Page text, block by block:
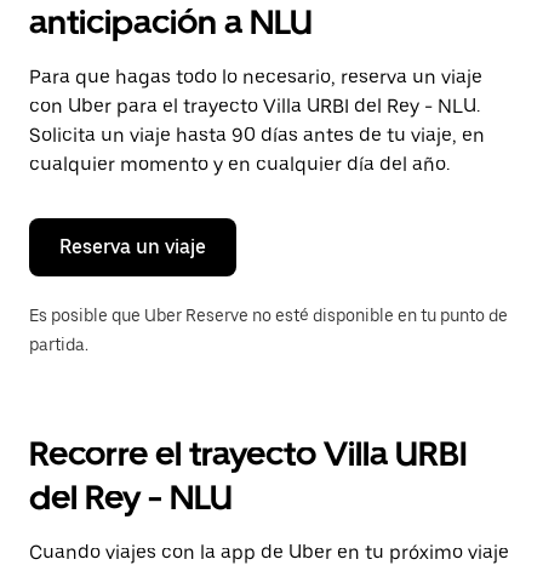
y
selecciona
una
fecha.
Presiona
la
tecla Esc
para
el
calendario.
anticipación a NLU
Para que hagas todo lo necesario, reserva un viaje
con Uber para el trayecto Villa URBI del Rey - NLU.
Solicita un viaje hasta 90 días antes de tu viaje, en
cualquier momento y en cualquier día del año.
Reserva un viaje
Es posible que Uber Reserve no esté disponible en tu punto de
partida.
Recorre el trayecto Villa URBI
del Rey - NLU
Cuando viajes con la app de Uber en tu próximo viaje